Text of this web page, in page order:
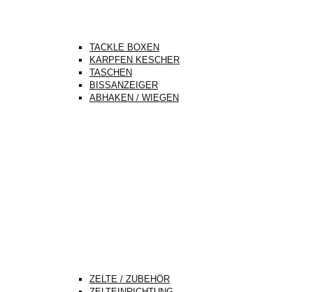
TACKLE BOXEN
KARPFEN KESCHER
TASCHEN
BISSANZEIGER
ABHAKEN / WIEGEN
ZELTE / ZUBEHÖR